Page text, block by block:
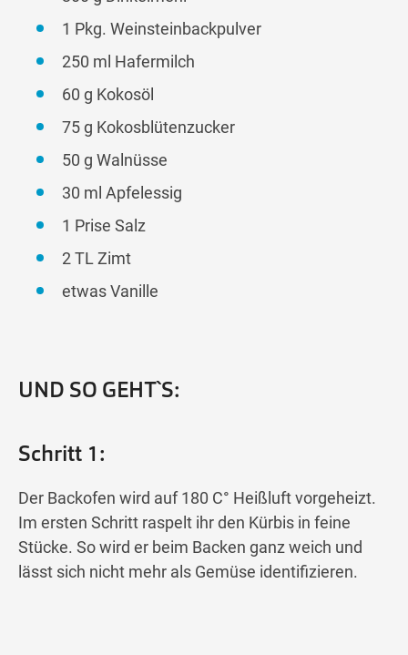
1 Pkg. Weinsteinbackpulver
250 ml Hafermilch
60 g Kokosöl
75 g Kokosblütenzucker
50 g Walnüsse
30 ml Apfelessig
1 Prise Salz
2 TL Zimt
etwas Vanille
UND SO GEHT`S:
Schritt 1:
Der Backofen wird auf 180 C° Heißluft vorgeheizt.
Im ersten Schritt raspelt ihr den Kürbis in feine
Stücke. So wird er beim Backen ganz weich und
lässt sich nicht mehr als Gemüse identifizieren.